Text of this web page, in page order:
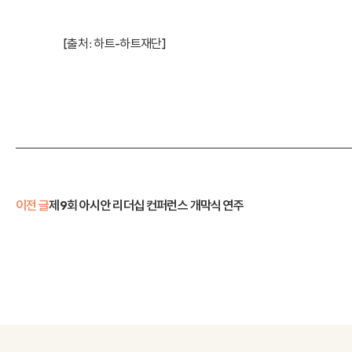
[출처 :하트-하트재단]
이전 글제9회 아시안 리더십 컨퍼런스 개막식 연주